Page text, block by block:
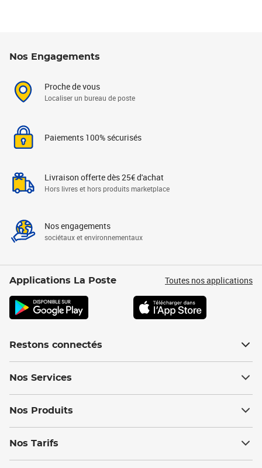
Nos Engagements
Proche de vous
Localiser un bureau de poste
Paiements 100% sécurisés
Livraison offerte dès 25€ d'achat
Hors livres et hors produits marketplace
Nos engagements
sociétaux et environnementaux
Applications La Poste Toutes nos applications
Restons connectés
Nos Services
Nos Produits
Nos Tarifs